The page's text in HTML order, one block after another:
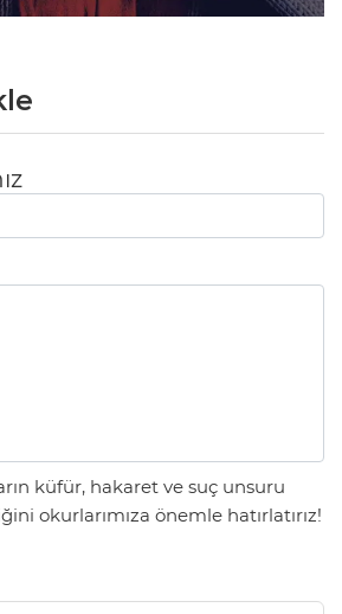
küfür, hakaret ve suç unsuru
okurlarımıza önemle hatırlatırız!